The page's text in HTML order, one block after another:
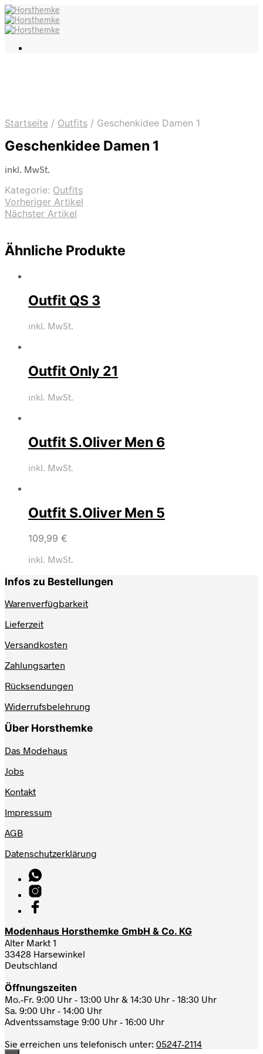
Startseite / Outfits / Geschenkidee Damen 1
Geschenkidee Damen 1
inkl. MwSt.
Kategorie: Outfits
Vorheriger Artikel
Nächster Artikel
Ähnliche Produkte
Outfit QS 3
inkl. MwSt.
Outfit Only 21
inkl. MwSt.
Outfit S.Oliver Men 6
inkl. MwSt.
Outfit S.Oliver Men 5
109,99 €
inkl. MwSt.
Infos zu Bestellungen
Warenverfügbarkeit
Lieferzeit
Versandkosten
Zahlungsarten
Rücksendungen
Widerrufsbelehrung
Über Horsthemke
Das Modehaus
Jobs
Kontakt
Impressum
AGB
Datenschutzerklärung
Modenhaus Horsthemke GmbH & Co. KG
Alter Markt 1
33428 Harsewinkel
Deutschland
Öffnungszeiten
Mo.-Fr. 9:00 Uhr - 13:00 Uhr & 14:30 Uhr - 18:30 Uhr
Sa. 9:00 Uhr - 14:00 Uhr
Adventssamstage 9:00 Uhr - 16:00 Uhr
Sie erreichen uns telefonisch unter: 05247-2114